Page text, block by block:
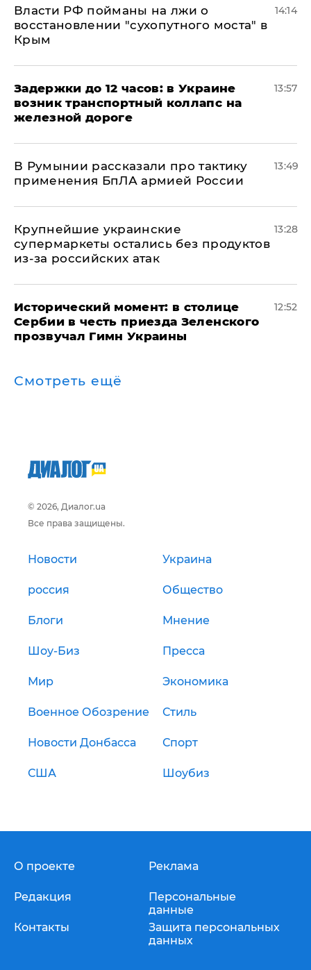
Власти РФ пойманы на лжи о
восстановлении "сухопутного моста" в
Крым
14:14
Задержки до 12 часов: в Украине
возник транспортный коллапс на
железной дороге
13:57
В Румынии рассказали про тактику
применения БпЛА армией России
13:49
Крупнейшие украинские
супермаркеты остались без продуктов
из-за российских атак
13:28
Исторический момент: в столице
Сербии в честь приезда Зеленского
прозвучал Гимн Украины
12:52
Смотреть ещё
© 2026, Диалог.ua
Все права защищены.
Новости Украина
россия Общество
Блоги Мнение
Шоу-Биз Пресса
Мир Экономика
Военное Обозрение Стиль
Новости Донбасса Спорт
США Шоубиз
О проекте
Редакция
Контакты
Реклама
Персональные
данные
Защита персональных
данных